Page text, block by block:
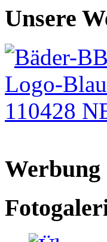
Unsere
Werbung